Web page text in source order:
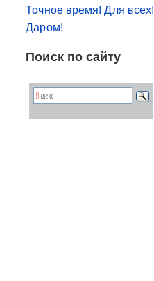
Точное время! Для всех!
Даром!
Поиск по сайту